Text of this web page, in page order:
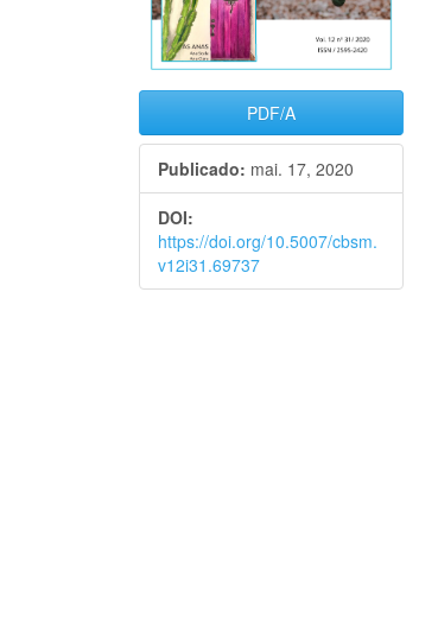
PDF/A
Publicado: mai. 17, 2020
DOI:
https://doi.org/10.5007/cbsm.
v12i31.69737